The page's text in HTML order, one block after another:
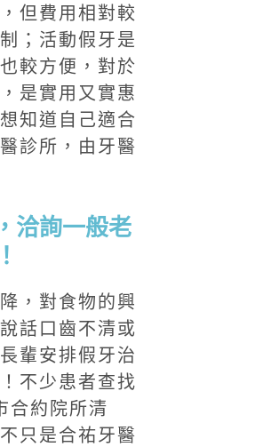
但費用相對較
；活動假牙是
較方便，對於
是實用又實惠
知道自己適合
診所，由牙醫
洽詢一般老
，對食物的興
話口齒不清或
輩安排假牙治
不少患者查找
合約院所清
只是合祐牙醫